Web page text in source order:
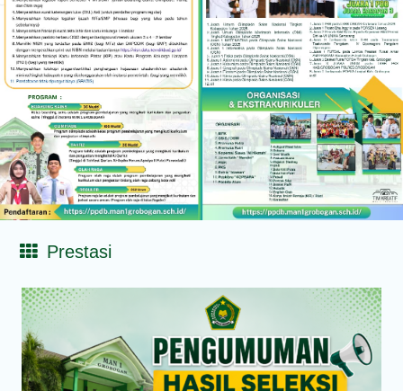
Grobogan Program
Boarding Sains,
Olimpiade, Tahfidz,
Olahraga Tahun Ajaran
2026-2027
Prestasi